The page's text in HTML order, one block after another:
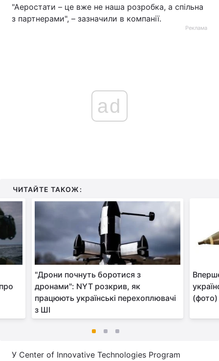
"Аеростати – це вже не наша розробка, а спільна
з партнерами", – зазначили в компанії.
Реклама
ad
ЧИТАЙТЕ ТАКОЖ:
"Дрони почнуть боротися з
дронами": NYT розкрив, як
працюють українські перехоплювачі
з ШІ
(фото)
У Center of Innovative Technologies Program